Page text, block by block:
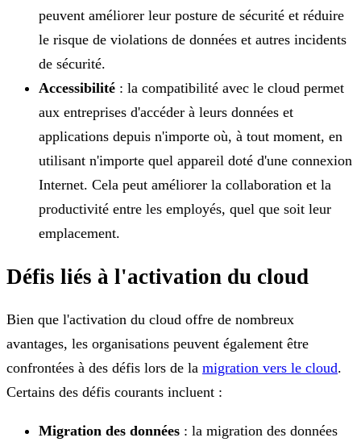
peuvent améliorer leur posture de sécurité et réduire
le risque de violations de données et autres incidents
de sécurité.
Accessibilité : la compatibilité avec le cloud permet
aux entreprises d'accéder à leurs données et
applications depuis n'importe où, à tout moment, en
utilisant n'importe quel appareil doté d'une connexion
Internet. Cela peut améliorer la collaboration et la
productivité entre les employés, quel que soit leur
emplacement.
Défis liés à l'activation du cloud
Bien que l'activation du cloud offre de nombreux
avantages, les organisations peuvent également être
confrontées à des défis lors de la migration vers le cloud.
Certains des défis courants incluent :
Migration des données : la migration des données